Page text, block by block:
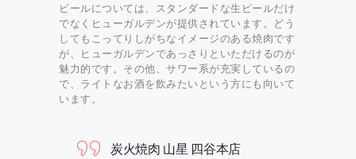
ビールについては、スタンダードな生ビールだけ
でなくヒューガルデンが提供されています。どう
してもこってりしがちなイメージのある焼肉です
が、ヒューガルデンであっさりといただけるのが
魅力的です。その他、サワー系が充実しているの
で、ライトなお酒を飲みたいという方にも向いて
います。
炭火焼肉 山星 四谷本店